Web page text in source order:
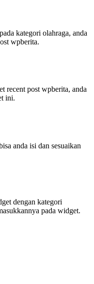
kategori olahraga, anda
wpberita.
recent post wpberita, anda
ini.
anda isi dan sesuaikan
dengan kategori
pada widget.